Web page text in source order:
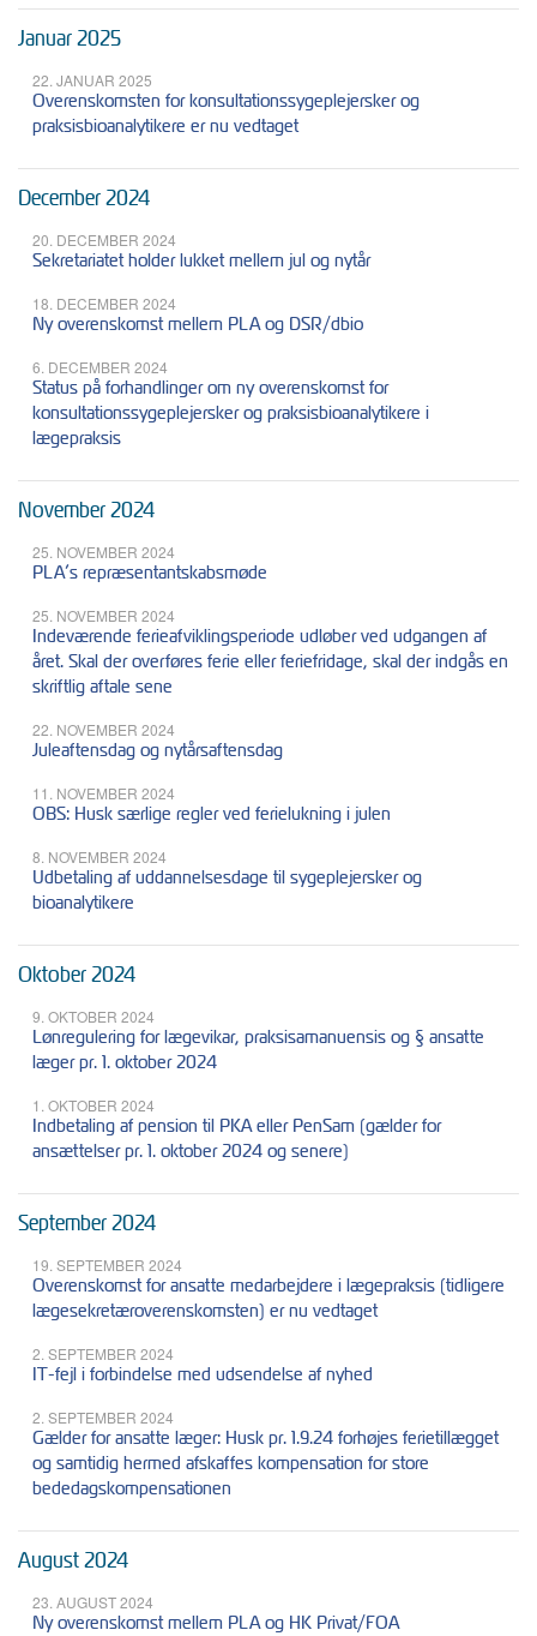
Januar 2025
22. JANUAR 2025
Overenskomsten for konsultationssygeplejersker og
praksisbioanalytikere er nu vedtaget
December 2024
20. DECEMBER 2024
Sekretariatet holder lukket mellem jul og nytår
18. DECEMBER 2024
Ny overenskomst mellem PLA og DSR/dbio
6. DECEMBER 2024
Status på forhandlinger om ny overenskomst for
konsultationssygeplejersker og praksisbioanalytikere i
lægepraksis
November 2024
25. NOVEMBER 2024
PLA’s repræsentantskabsmøde
25. NOVEMBER 2024
Indeværende ferieafviklingsperiode udløber ved udgangen af
året. Skal der overføres ferie eller feriefridage, skal der indgås en
skriftlig aftale sene
22. NOVEMBER 2024
Juleaftensdag og nytårsaftensdag
11. NOVEMBER 2024
OBS: Husk særlige regler ved ferielukning i julen
8. NOVEMBER 2024
Udbetaling af uddannelsesdage til sygeplejersker og
bioanalytikere
Oktober 2024
9. OKTOBER 2024
Lønregulering for lægevikar, praksisamanuensis og § ansatte
læger pr. 1. oktober 2024
1. OKTOBER 2024
Indbetaling af pension til PKA eller PenSam (gælder for
ansættelser pr. 1. oktober 2024 og senere)
September 2024
19. SEPTEMBER 2024
Overenskomst for ansatte medarbejdere i lægepraksis (tidligere
lægesekretæroverenskomsten) er nu vedtaget
2. SEPTEMBER 2024
IT-fejl i forbindelse med udsendelse af nyhed
2. SEPTEMBER 2024
Gælder for ansatte læger: Husk pr. 1.9.24 forhøjes ferietillægget
og samtidig hermed afskaffes kompensation for store
bededagskompensationen
August 2024
23. AUGUST 2024
Ny overenskomst mellem PLA og HK Privat/FOA